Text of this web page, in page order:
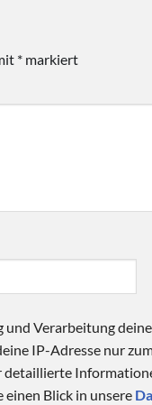
* markiert
Verarbeitung
IP-Adresse nur
Blick in unsere